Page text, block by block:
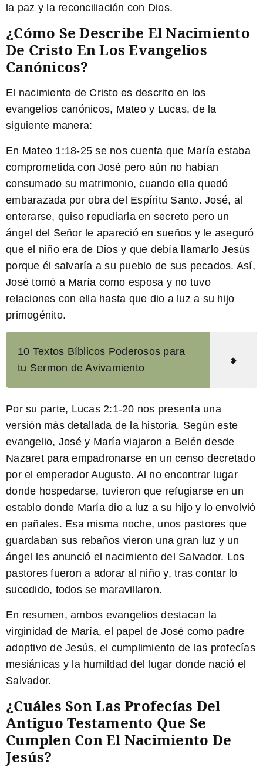
la paz y la reconciliación con Dios.
¿Cómo Se Describe El Nacimiento
De Cristo En Los Evangelios
Canónicos?
El nacimiento de Cristo es descrito en los
evangelios canónicos, Mateo y Lucas, de la
siguiente manera:
En Mateo 1:18-25 se nos cuenta que María estaba
comprometida con José pero aún no habían
consumado su matrimonio, cuando ella quedó
embarazada por obra del Espíritu Santo. José, al
enterarse, quiso repudiarla en secreto pero un
ángel del Señor le apareció en sueños y le aseguró
que el niño era de Dios y que debía llamarlo Jesús
porque él salvaría a su pueblo de sus pecados. Así,
José tomó a María como esposa y no tuvo
relaciones con ella hasta que dio a luz a su hijo
primogénito.
10 Textos Bíblicos Poderosos para
tu Sermon de Avivamiento
Por su parte, Lucas 2:1-20 nos presenta una
versión más detallada de la historia. Según este
evangelio, José y María viajaron a Belén desde
Nazaret para empadronarse en un censo decretado
por el emperador Augusto. Al no encontrar lugar
donde hospedarse, tuvieron que refugiarse en un
establo donde María dio a luz a su hijo y lo envolvió
en pañales. Esa misma noche, unos pastores que
guardaban sus rebaños vieron una gran luz y un
ángel les anunció el nacimiento del Salvador. Los
pastores fueron a adorar al niño y, tras contar lo
sucedido, todos se maravillaron.
En resumen, ambos evangelios destacan la
virginidad de María, el papel de José como padre
adoptivo de Jesús, el cumplimiento de las profecías
mesiánicas y la humildad del lugar donde nació el
Salvador.
¿Cuáles Son Las Profecías Del
Antiguo Testamento Que Se
Cumplen Con El Nacimiento De
Jesús?